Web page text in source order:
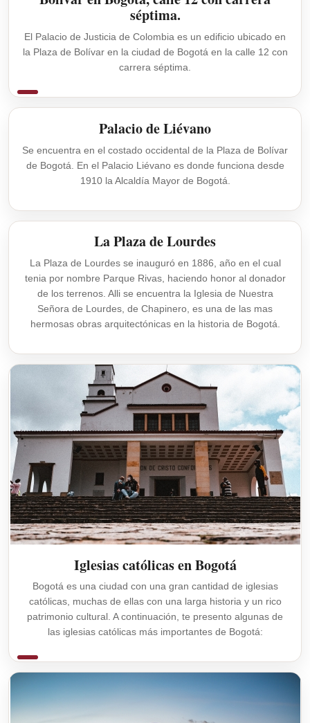
séptima.
El Palacio de Justicia de Colombia es un edificio ubicado en
la Plaza de Bolívar en la ciudad de Bogotá en la calle 12 con
carrera séptima.
Palacio de Liévano
Se encuentra en el costado occidental de la Plaza de Bolívar
de Bogotá. En el Palacio Liévano es donde funciona desde
1910 la Alcaldía Mayor de Bogotá.
La Plaza de Lourdes
La Plaza de Lourdes se inauguró en 1886, año en el cual
tenia por nombre Parque Rivas, haciendo honor al donador
de los terrenos. Alli se encuentra la Iglesia de Nuestra
Señora de Lourdes, de Chapinero, es una de las mas
hermosas obras arquitectónicas en la historia de Bogotá.
Iglesias católicas en Bogotá
Bogotá es una ciudad con una gran cantidad de iglesias
católicas, muchas de ellas con una larga historia y un rico
patrimonio cultural. A continuación, te presento algunas de
las iglesias católicas más importantes de Bogotá: